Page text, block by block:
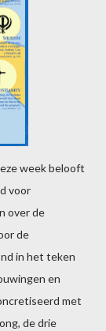
week belooft
voor
over de
de
in het teken
en
met
de drie